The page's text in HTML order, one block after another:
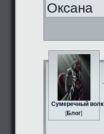
Оксана
Сумеречный волк
[Блог]